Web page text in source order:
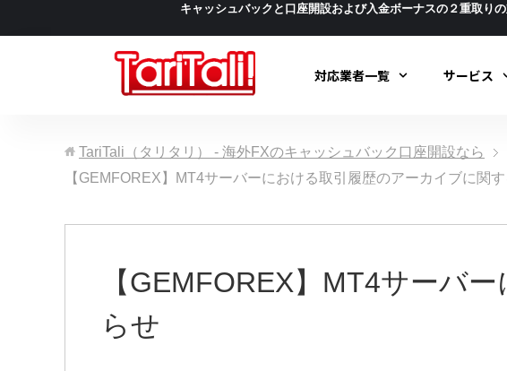
キャッシュバックと口座開設および入金ボーナスの２重取り
対応業者一覧 サービス
TariTali（タリタリ） - 海外FXのキャッシュバック口座開設なら
【GEMFOREX】MT4サーバーにおける取引履歴のアーカイブに関
【GEMFOREX】MT4サーバ
らせ